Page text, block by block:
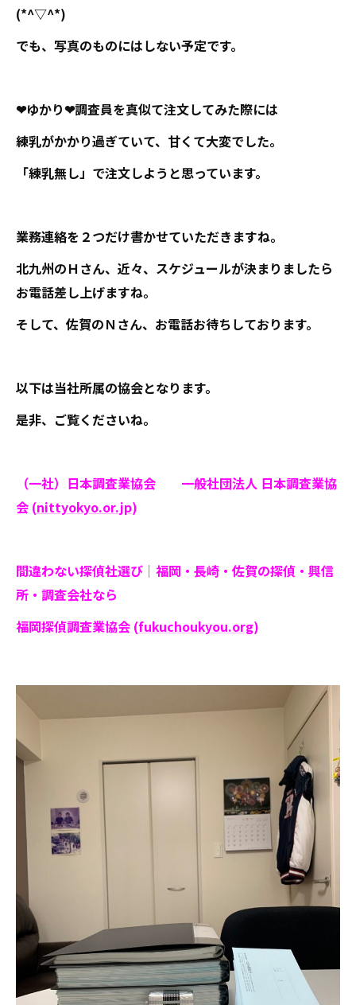
(*^▽^*)
でも、写真のものにはしない予定です。
❤ゆかり❤調査員を真似て注文してみた際には
練乳がかかり過ぎていて、甘くて大変でした。
「練乳無し」で注文しようと思っています。
業務連絡を２つだけ書かせていただきますね。
北九州のＨさん、近々、スケジュールが決まりましたら
お電話差し上げますね。
そして、佐賀のＮさん、お電話お待ちしております。
以下は当社所属の協会となります。
是非、ご覧くださいね。
（一社）日本調査業協会 一般社団法人 日本調査業協
会 (nittyokyo.or.jp)
間違わない探偵社選び｜福岡・長崎・佐賀の探偵・興信
所・調査会社なら
福岡探偵調査業協会 (fukuchoukyou.org)